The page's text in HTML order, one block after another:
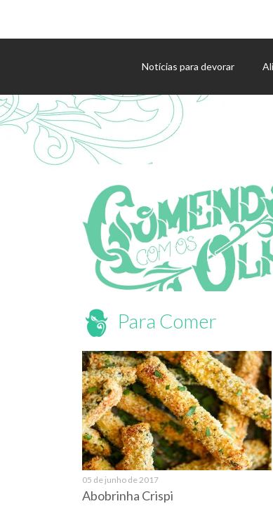
Notícias para devorar
Agenda de eventos
Para Comer
05 de junho de 2017
Abobrinha Crispi